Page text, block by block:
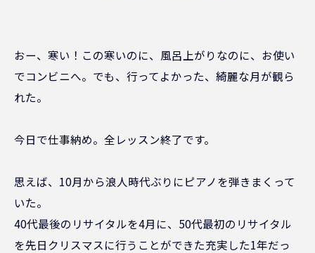
おー、寒い！この寒いのに、風呂上がりなのに、お使い
でコンビニへ。でも、行ってよかった、綺麗な月が観ら
れた。
今日で仕事納め。全レッスン終了です。
思えば、10月から浪人時代ぶりにピアノを弾きまくって
いた。
40代最後のリサイタルを4月に、50代最初のリサイタル
を先日クリスマスに行うことができた充実した1年だっ